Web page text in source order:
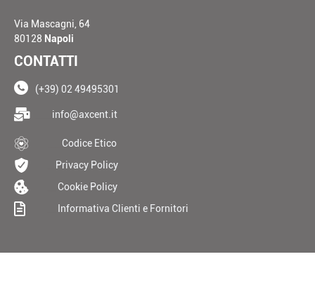
Via Mascagni, 64
80128 Napoli
CONTATTI
(+39) 02 49495301
info@axcent.it
___Codice Etico
Privacy Policy
__Cookie Policy
Informativa Clienti e Fornitori